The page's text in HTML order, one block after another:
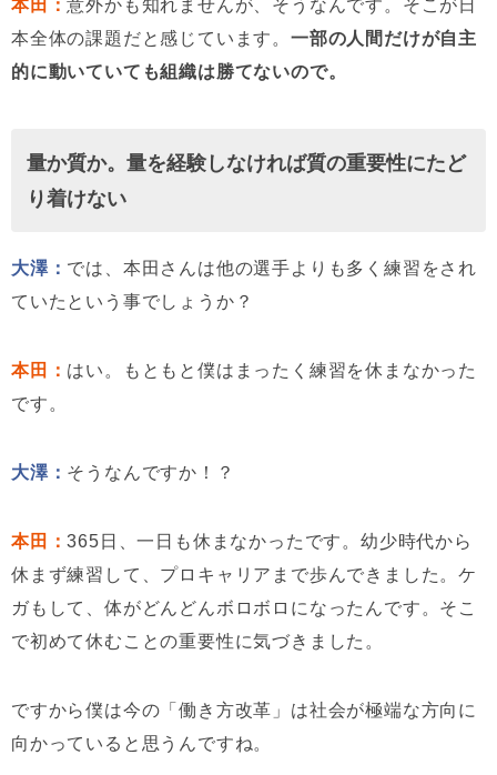
本田：意外かも知れませんが、そうなんです。そこが日
本全体の課題だと感じています。 一部の人間だけが自主
的に動いていても組織は勝てないので。
量か質か。量を経験しなければ質の重要性にたど
り着けない
大澤： では、本田さんは他の選手よりも多く練習をされ
ていたという事でしょうか？
本田： はい。もともと僕はまったく練習を休まなかった
です。
大澤： そうなんですか！？
本田：365日、一日も休まなかったです。幼少時代から
休まず練習して、プロキャリアまで歩んできました。ケ
ガもして、体がどんどんボロボロになったんです。そこ
で初めて休むことの重要性に気づきました。
ですから僕は今の「働き方改革」は社会が極端な方向に
向かっていると思うんですね。